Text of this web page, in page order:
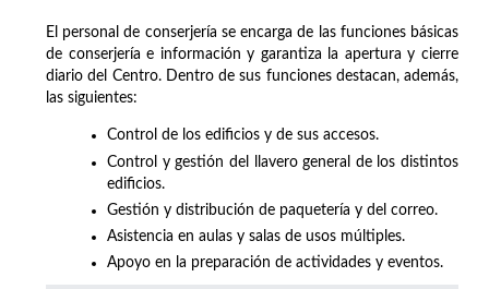
El personal de conserjería se encarga de las funciones básicas
de conserjería e información y garantiza la apertura y cierre
diario del Centro. Dentro de sus funciones destacan, además,
las siguientes:
Control de los edificios y de sus accesos.
Control y gestión del llavero general de los distintos
edificios.
Gestión y distribución de paquetería y del correo.
Asistencia en aulas y salas de usos múltiples.
Apoyo en la preparación de actividades y eventos.